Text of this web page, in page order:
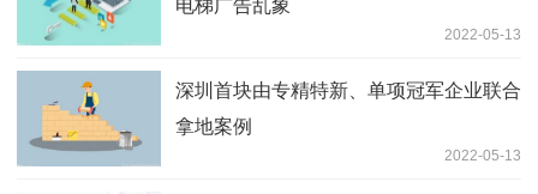
电梯广告乱象
2022-05-13
深圳首块由专精特新、单项冠军企业联合
拿地案例
2022-05-13